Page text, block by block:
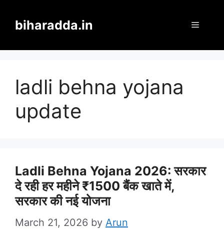
biharadda.in Menu
ladli behna yojana
update
Ladli Behna Yojana 2026: सरकार
दे रही हर महीने ₹1500 बैंक खाते में,
सरकार की नई योजना
March 21, 2026 by Arun